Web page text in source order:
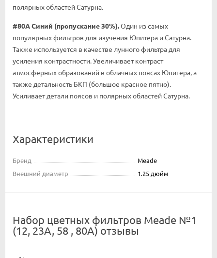
полярных областей Сатурна.
#80A Синий (пропускание 30%).Один из самых
популярных фильтров для изучения Юпитера и Сатурна.
Также используется в качестве лунного фильтра для
усиления контрастности. Увеличивает контраст
атмосферных образований в облачных поясах Юпитера, а
также детальность БКП (большое красное пятно).
Усиливает детали поясов и полярных областей Сатурна.
Характеристики
Бренд
Meade
Внешний диаметр
1.25 дюйм
Набор цветных фильтров Meade №1
(12, 23A, 58 , 80A) отзывы